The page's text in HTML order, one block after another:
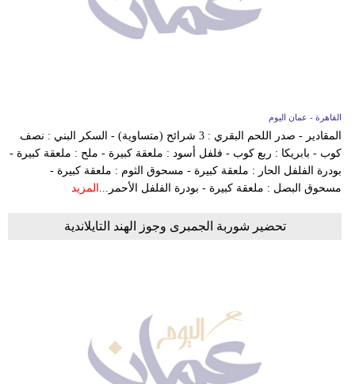
القاهرة - عمان اليوم
المقادير - صدر اللحم البقري : 3 شرائح (متساوية) - السكر البني : نصف
كوب - بابريكا : ربع كوب - فلفل أسود : ملعقة كبيرة - ملح : ملعقة كبيرة -
بودرة الفلفل الحار : ملعقة كبيرة - مسحوق الثوم : ملعقة كبيرة -
مسحوق البصل : ملعقة كبيرة - بودرة الفلفل الأحمر... المزيد
تحضير شوربة الجمبرى وجوز الهند التايلاندية